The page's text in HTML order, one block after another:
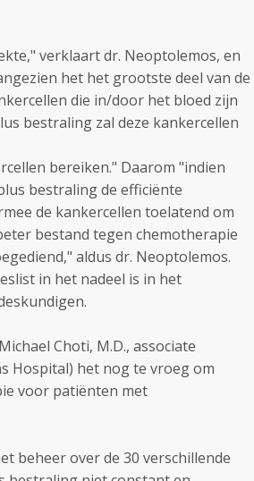
verklaart dr. Neoptolemos, en
het het grootste deel van de
die in/door het bloed zijn
bestraling zal deze kankercellen
bereiken." Daarom "indien
bestraling de efficiënte
de kankercellen toelatend om
bestand tegen chemotherapie
aldus dr. Neoptolemos.
in het nadeel is in het
Choti, M.D., associate
Hospital) het nog te vroeg om
voor patiënten met
beheer over de 30 verschillende